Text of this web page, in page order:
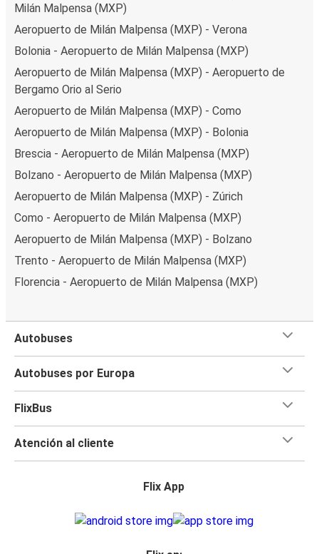
Milán Malpensa (MXP)
Aeropuerto de Milán Malpensa (MXP) - Verona
Bolonia - Aeropuerto de Milán Malpensa (MXP)
Aeropuerto de Milán Malpensa (MXP) - Aeropuerto de
Bergamo Orio al Serio
Aeropuerto de Milán Malpensa (MXP) - Como
Aeropuerto de Milán Malpensa (MXP) - Bolonia
Brescia - Aeropuerto de Milán Malpensa (MXP)
Bolzano - Aeropuerto de Milán Malpensa (MXP)
Aeropuerto de Milán Malpensa (MXP) - Zúrich
Como - Aeropuerto de Milán Malpensa (MXP)
Aeropuerto de Milán Malpensa (MXP) - Bolzano
Trento - Aeropuerto de Milán Malpensa (MXP)
Florencia - Aeropuerto de Milán Malpensa (MXP)
Autobuses
Autobuses por Europa
FlixBus
Atención al cliente
Flix App